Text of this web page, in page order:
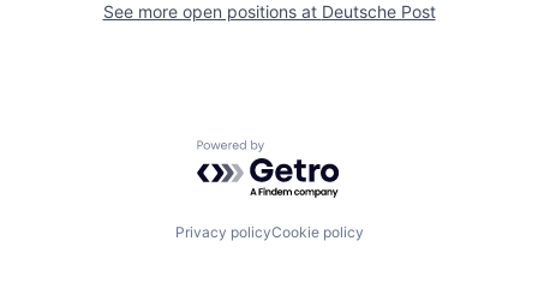
See more open positions at Deutsche Post
Powered by Getro.com
Privacy policyCookie policy